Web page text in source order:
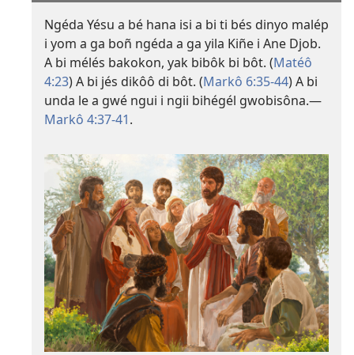
Ngéda Yésu a bé hana isi a bi ti bés dinyo malép
i yom a ga boñ ngéda a ga yila Kiñe i Ane Djob.
A bi mélés bakokon, yak bibôk bi bôt. (Matéô
4:23) A bi jés dikôô di bôt. (Markô 6:35-44) A bi
unda le a gwé ngui i ngii bihégél gwobisôna.​—
Markô 4:37-41.